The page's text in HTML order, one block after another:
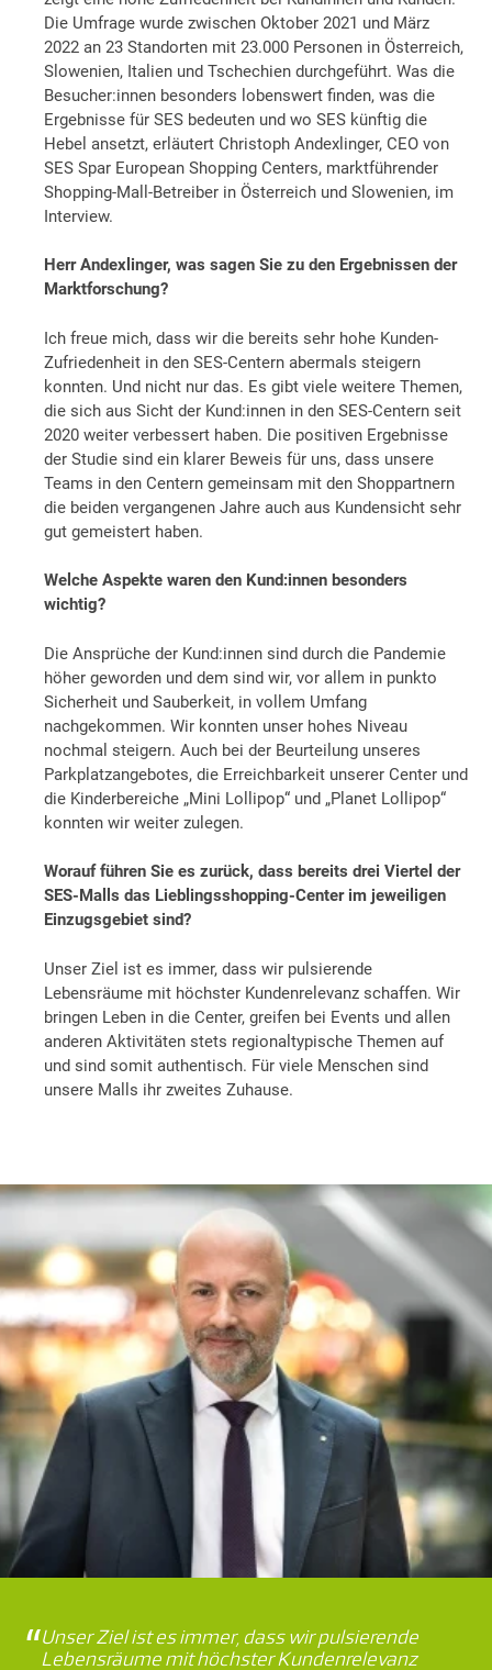
Die Umfrage wurde zwischen Oktober 2021 und März
2022 an 23 Standorten mit 23.000 Personen in Österreich,
Slowenien, Italien und Tschechien durchgeführt. Was die
Besucher:innen besonders lobenswert finden, was die
Ergebnisse für SES bedeuten und wo SES künftig die
Hebel ansetzt, erläutert Christoph Andexlinger, CEO von
SES Spar European Shopping Centers, marktführender
Shopping-Mall-Betreiber in Österreich und Slowenien, im
Interview.
Herr Andexlinger, was sagen Sie zu den Ergebnissen der
Marktforschung?
Ich freue mich, dass wir die bereits sehr hohe Kunden-
Zufriedenheit in den SES-Centern abermals steigern
konnten. Und nicht nur das. Es gibt viele weitere Themen,
die sich aus Sicht der Kund:innen in den SES-Centern seit
2020 weiter verbessert haben. Die positiven Ergebnisse
der Studie sind ein klarer Beweis für uns, dass unsere
Teams in den Centern gemeinsam mit den Shoppartnern
die beiden vergangenen Jahre auch aus Kundensicht sehr
gut gemeistert haben.
Welche Aspekte waren den Kund:innen besonders
wichtig?
Die Ansprüche der Kund:innen sind durch die Pandemie
höher geworden und dem sind wir, vor allem in punkto
Sicherheit und Sauberkeit, in vollem Umfang
nachgekommen. Wir konnten unser hohes Niveau
nochmal steigern. Auch bei der Beurteilung unseres
Parkplatzangebotes, die Erreichbarkeit unserer Center und
die Kinderbereiche „Mini Lollipop“ und „Planet Lollipop“
konnten wir weiter zulegen.
Worauf führen Sie es zurück, dass bereits drei Viertel der
SES-Malls das Lieblingsshopping-Center im jeweiligen
Einzugsgebiet sind?
Unser Ziel ist es immer, dass wir pulsierende
Lebensräume mit höchster Kundenrelevanz schaffen. Wir
bringen Leben in die Center, greifen bei Events und allen
anderen Aktivitäten stets regionaltypische Themen auf
und sind somit authentisch. Für viele Menschen sind
unsere Malls ihr zweites Zuhause.
Unser Ziel ist es immer, dass wir pulsierende
Lebensräume mit höchster Kundenrelevanz